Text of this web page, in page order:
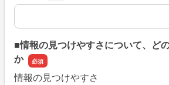
上記のように回答された具体的な理
■情報の見つけやすさについて、ど
か
情報の見つけやすさ